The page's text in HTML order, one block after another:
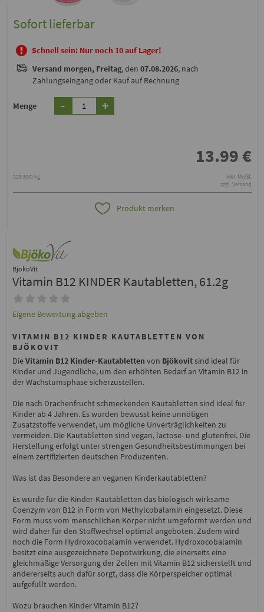
Sofort lieferbar
Schnell sein: Nur noch 10 auf Lager!
Versand morgen, Freitag, den07.08.2026, nach
Zahlungseingang oder Kauf auf Rechnung
Menge - +
13.99€
228.59€/kg
inkl. MwSt.
zzgl. Versand
Produkt merken
BjökoVit
Vitamin B12 KINDER Kautabletten, 61.2g
Eigene Bewertung abgeben
VITAMIN B12 KINDER KAUTABLETTEN VON
BJÖKOVIT
DieVitamin B12 Kinder-Kautabletten von Bjökovitsind ideal für
Kinder und Jugendliche, um den erhöhten Bedarf an Vitamin B12 in
der Wachstumsphase sicherzustellen.
Die nach Drachenfrucht schmeckenden Kautabletten sind ideal für
Kinder ab 4 Jahren. Es wurden bewusst keine unnötigen
Zusatzstoffe verwendet, um mögliche Unverträglichkeiten zu
vermeiden. Die Kautabletten sind vegan, lactose- und glutenfrei. Die
Herstellung erfolgt unter strengen Gesundheitsbestimmungen bei
einem zertifizierten deutschen Produzenten.
Was ist das Besondere an veganen Kinderkautabletten?
Es wurde für die Kinder-Kautabletten das biologisch wirksame
Coenzym von B12 in Form von Methylcobalamin eingesetzt. Diese
Form muss vom menschlichen Körper nicht umgeformt werden und
wird daher für den Stoffwechsel optimal angeboten. Zudem wird
noch die Form Hydroxocobalamin verwendet. Hydroxocobalamin
besitzt eine ausgezeichnete Depotwirkung, die einerseits eine
gleichmäßige Versorgung der Zellen mit Vitamin B12 sicherstellt und
andererseits auch dafür sorgt, dass die Körperspeicher optimal
aufgefüllt werden.
Wozu brauchen Kinder Vitamin B12?